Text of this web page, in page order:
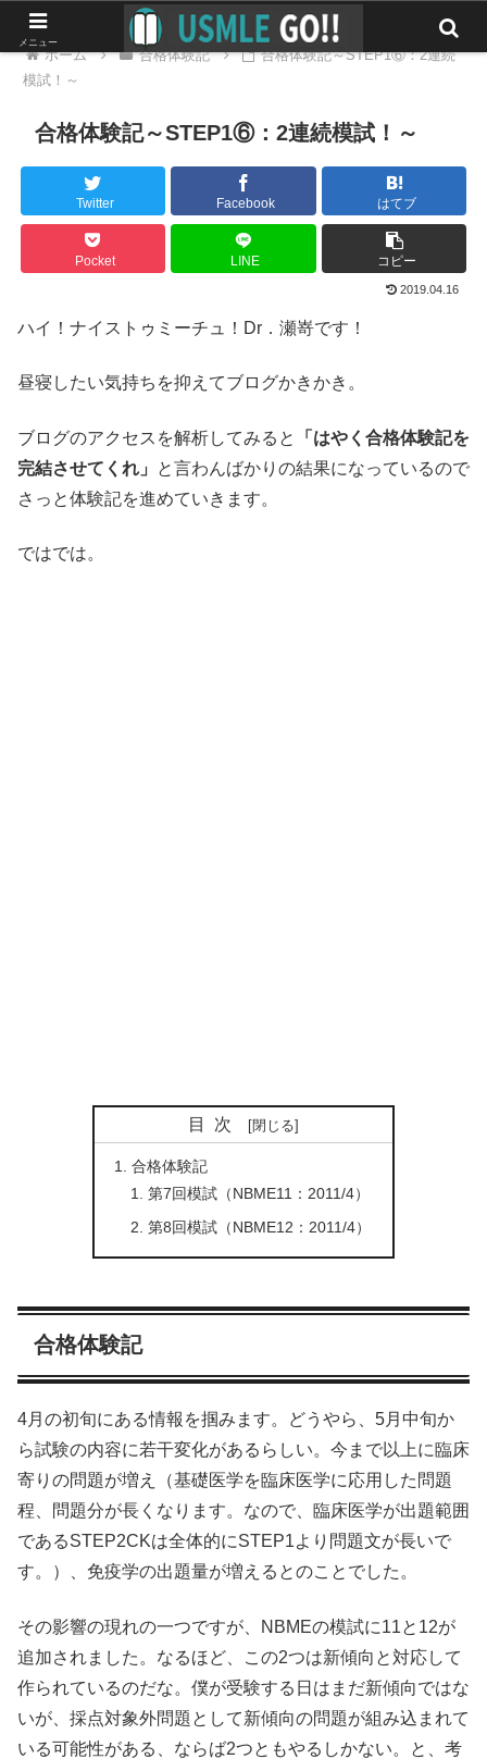
ホーム 合格体験記
合格体験記～STEP1⑥：2連続
模試！～
合格体験記～STEP1⑥：2連続模試！～
Twitter Facebook はてブ
Pocket LINE コピー
2019.04.16
ハイ！ナイストゥミーチュ！Dr．瀬嵜です！
昼寝したい気持ちを抑えてブログかきかき。
ブログのアクセスを解析してみると
「はやく合格体験記を
完結させてくれ」
と言わんばかりの結果になっているので
さっと体験記を進めていきます。
ではでは。
目次
合格体験記
第7回模試（NBME11：2011/4）
第8回模試（NBME12：2011/4）
合格体験記
4月の初旬にある情報を掴みます。どうやら、5月中旬か
ら試験の内容に若干変化があるらしい。今まで以上に臨床
寄りの問題が増え（基礎医学を臨床医学に応用した問題
程、問題分が長くなります。なので、臨床医学が出題範囲
であるSTEP2CKは全体的にSTEP1より問題文が長いで
す。）、免疫学の出題量が増えるとのことでした。
その影響の現れの一つですが、NBMEの模試に11と12が
追加されました。なるほど、この2つは新傾向と対応して
作られているのだな。僕が受験する日はまだ新傾向ではな
いが、採点対象外問題として新傾向の問題が組み込まれて
いる可能性がある、ならば2つともやるしかない。と、考
メニュー